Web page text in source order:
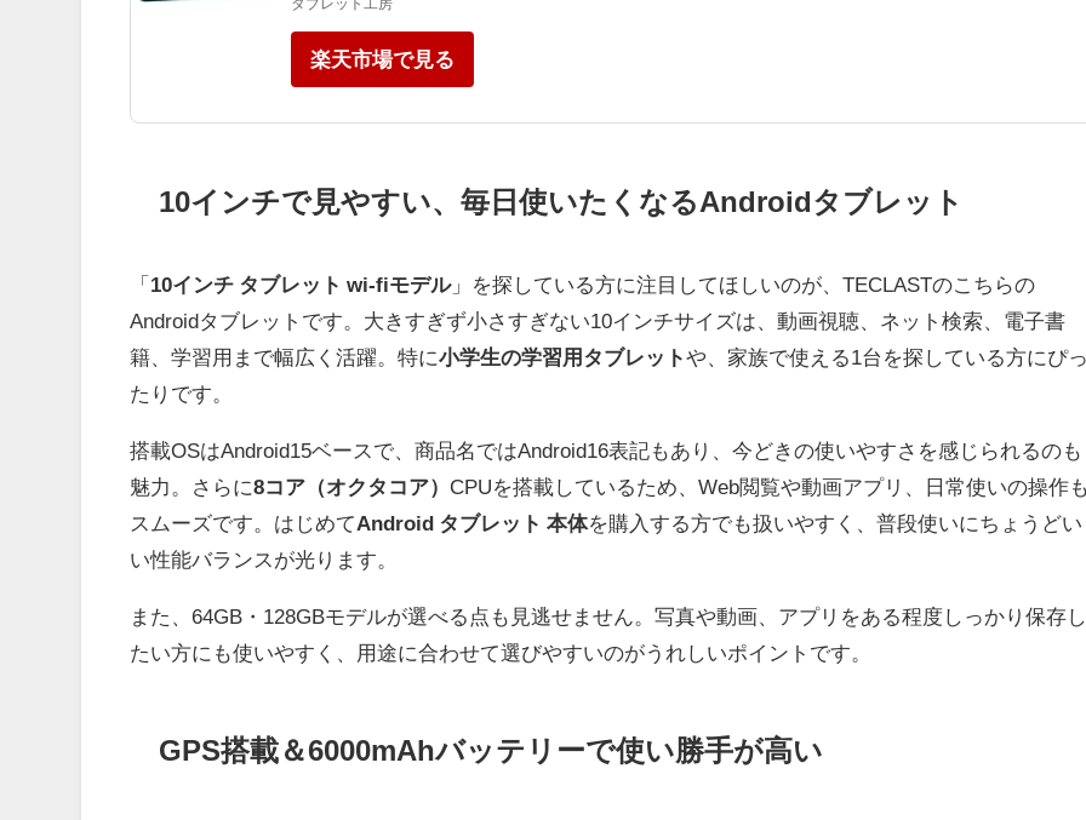
タブレット工房
楽天市場で見る
10インチで見やすい、毎日使いたくなるAndroidタブレット
「 10インチ タブレット wi-fiモデル」を探している方に注目してほしいのが、TECLASTのこちらの
Androidタブレットです。大きすぎず小さすぎない10インチサイズは、動画視聴、ネット検索、電子書
籍、学習用まで幅広く活躍。特に小学生の学習用タブレットや、家族で使える1台を探している方にぴ
たりです。
搭載OSはAndroid15ベースで、商品名ではAndroid16表記もあり、今どきの使いやすさを感じられるのも
魅力。さらに8コア（オクタコア） CPUを搭載しているため、Web閲覧や動画アプリ、日常使いの操作
スムーズです。はじめてAndroid タブレット 本体を購入する方でも扱いやすく、普段使いにちょうどい
い性能バランスが光ります。
また、64GB・128GBモデルが選べる点も見逃せません。写真や動画、アプリをある程度しっかり保存
たい方にも使いやすく、用途に合わせて選びやすいのがうれしいポイントです。
GPS搭載＆6000mAhバッテリーで使い勝手が高い